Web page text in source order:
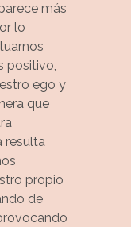
más
lo
positivo,
ego y
que
resulta
propio
de